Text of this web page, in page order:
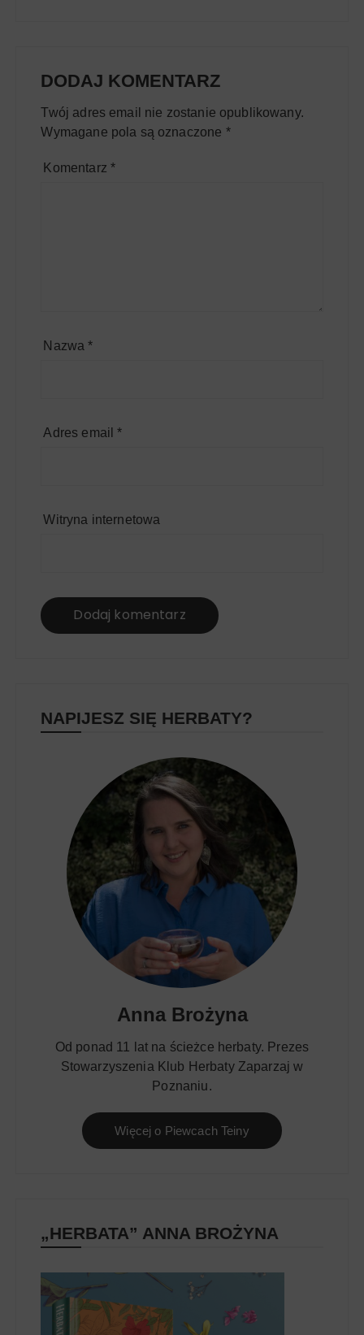
DODAJ KOMENTARZ
Twój adres email nie zostanie opublikowany.
Wymagane pola są oznaczone *
Komentarz *
Nazwa*
Adres email*
Witryna internetowa
NAPIJESZ SIĘ HERBATY?
Anna Brożyna
Od ponad 11 lat na ścieżce herbaty. Prezes
Stowarzyszenia Klub Herbaty Zaparzaj w
Poznaniu.
Więcej o Piewcach Teiny
„HERBATA” ANNA BROŻYNA